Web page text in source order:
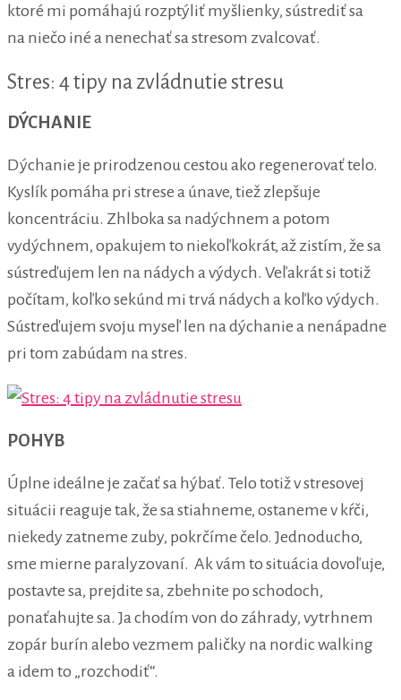
ktoré mi pomáhajú rozptýliť myšlienky, sústrediť sa
na niečo iné a nenechať sa stresom zvalcovať.
Stres: 4 tipy na zvládnutie stresu
DÝCHANIE
Dýchanie je prirodzenou cestou ako regenerovať telo.
Kyslík pomáha pri strese a únave, tiež zlepšuje
koncentráciu. Zhlboka sa nadýchnem a potom
vydýchnem, opakujem to niekoľkokrát, až zistím, že sa
sústreďujem len na nádych a výdych. Veľakrát si totiž
počítam, koľko sekúnd mi trvá nádych a koľko výdych.
Sústreďujem svoju myseľ len na dýchanie a nenápadne
pri tom zabúdam na stres.
POHYB
Úplne ideálne je začať sa hýbať. Telo totiž v stresovej
situácii reaguje tak, že sa stiahneme, ostaneme v kŕči,
niekedy zatneme zuby, pokrčíme čelo. Jednoducho,
sme mierne paralyzovaní. Ak vám to situácia dovoľuje,
postavte sa, prejdite sa, zbehnite po schodoch,
ponaťahujte sa. Ja chodím von do záhrady, vytrhnem
zopár burín alebo vezmem paličky na nordic walking
a idem to „rozchodiť“.